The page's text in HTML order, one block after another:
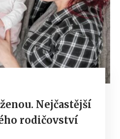
Nejčastější
rodičovství